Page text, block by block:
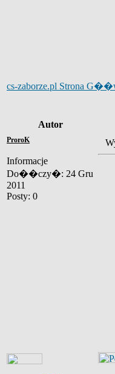
cs-zaborze.pl Strona
Autor
ProroK
Informacje
Do��czy�: 24 Gru
2011
Posty: 0